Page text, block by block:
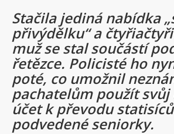
Stačila jediná nabídka
přivýdělku“ a
muž se stal součástí
řetězce. Policisté ho
poté, co umožnil
pachatelům použít
účet k převodu
podvedené seniorky.